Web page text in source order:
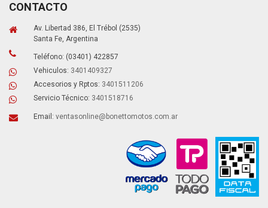
CONTACTO
Av. Libertad 386, El Trébol (2535)
Santa Fe, Argentina
Teléfono: (03401) 422857
Vehiculos: 3401409327
Accesorios y Rptos: 3401511206
Servicio Técnico: 3401518716
Email: ventasonline@bonettomotos.com.ar